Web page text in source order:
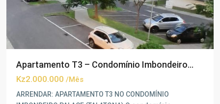
Apartamento T3 – Condomínio Imbondeiro...
Kz2.000.000 /Mês
ARRENDAR: APARTAMENTO T3 NO CONDOMÍNIO